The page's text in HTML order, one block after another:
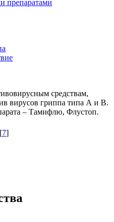
препаратами
средствам,
вирусов гриппа типа А и В.
– Тамифлю, Флустоп.
7]